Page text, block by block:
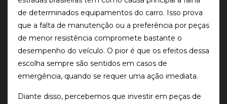
de determinados equipamentos do carro. Isso prova
que a falta de manutenção ou a preferência por peças
de menor resistência compromete bastante o
desempenho do veículo. O pior é que os efeitos dessa
escolha sempre são sentidos em casos de
emergência, quando se requer uma ação imediata.
Diante disso, percebemos que investir em peças de